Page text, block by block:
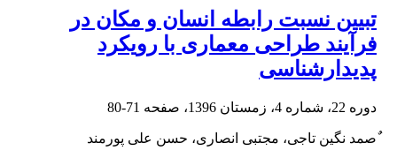
تبیین نسبت رابطه انسان و مکان در
فرآیند طراحی معماری با رویکرد
پدیدارشناسی
دوره 22، شماره 4، زمستان 1396، صفحه 71-80
ٌصمد نگین تاجی، مجتبی انصاری، حسن علی پورمند